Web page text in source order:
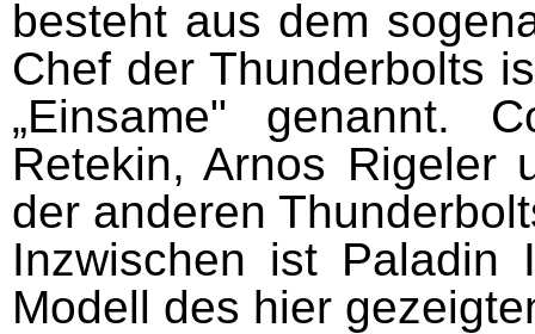
besteht aus dem
Chef der Thunderbolts
„Einsame" ge­nannt.
Retekin, Arnos Rigeler
der anderen
Inzwischen ist Paladin
Modell des hier